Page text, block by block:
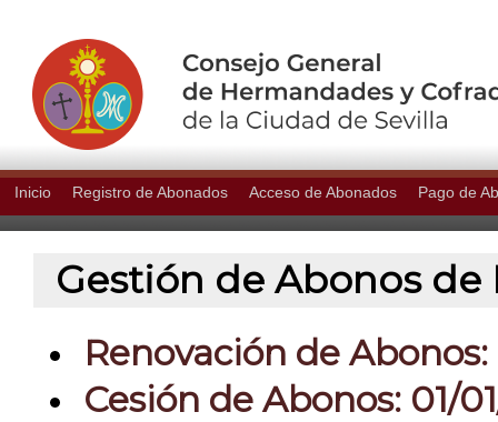
Inicio Registro de Abonados Acceso de Abonados Pago de
Gestión de Abonos de
Renovación de
Cesión de Abonos: 01/